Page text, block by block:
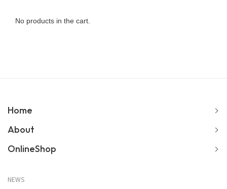
No products in the cart.
Home
About
OnlineShop
NEWS